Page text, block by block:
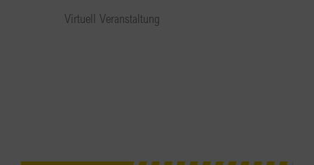
Virtuell Veranstaltung